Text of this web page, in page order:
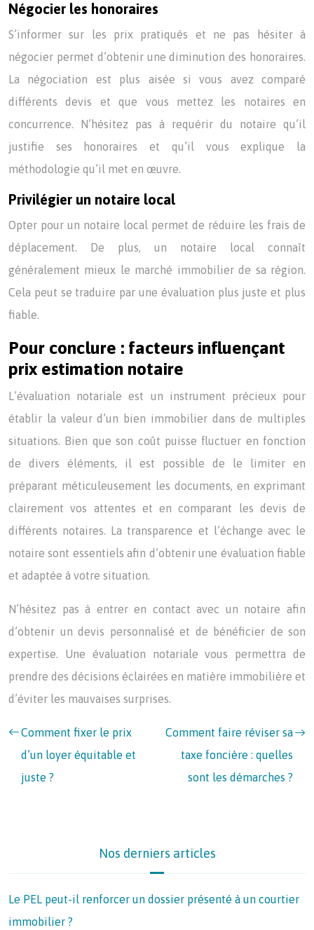
Négocier les honoraires
S’informer sur les prix pratiqués et ne pas hésiter à
négocier permet d’obtenir une diminution des honoraires.
La négociation est plus aisée si vous avez comparé
différents devis et que vous mettez les notaires en
concurrence. N’hésitez pas à requérir du notaire qu’il
justifie ses honoraires et qu’il vous explique la
méthodologie qu’il met en œuvre.
Privilégier un notaire local
Opter pour un notaire local permet de réduire les frais de
déplacement. De plus, un notaire local connaît
généralement mieux le marché immobilier de sa région.
Cela peut se traduire par une évaluation plus juste et plus
fiable.
Pour conclure : facteurs influençant
prix estimation notaire
L’évaluation notariale est un instrument précieux pour
établir la valeur d’un bien immobilier dans de multiples
situations. Bien que son coût puisse fluctuer en fonction
de divers éléments, il est possible de le limiter en
préparant méticuleusement les documents, en exprimant
clairement vos attentes et en comparant les devis de
différents notaires. La transparence et l’échange avec le
notaire sont essentiels afin d’obtenir une évaluation fiable
et adaptée à votre situation.
N’hésitez pas à entrer en contact avec un notaire afin
d’obtenir un devis personnalisé et de bénéficier de son
expertise. Une évaluation notariale vous permettra de
prendre des décisions éclairées en matière immobilière et
d’éviter les mauvaises surprises.
Comment fixer le prix
d’un loyer équitable et
juste ?
Comment faire réviser sa
taxe foncière : quelles
sont les démarches ?
Nos derniers articles
Le PEL peut-il renforcer un dossier présenté à un courtier
immobilier ?